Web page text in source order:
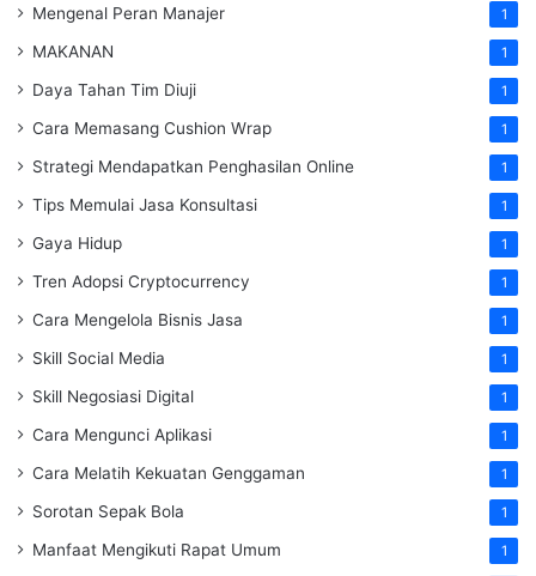
Mengenal Peran Manajer 1
MAKANAN 1
Daya Tahan Tim Diuji 1
Cara Memasang Cushion Wrap 1
Strategi Mendapatkan Penghasilan Online 1
Tips Memulai Jasa Konsultasi 1
Gaya Hidup 1
Tren Adopsi Cryptocurrency 1
Cara Mengelola Bisnis Jasa 1
Skill Social Media 1
Skill Negosiasi Digital 1
Cara Mengunci Aplikasi 1
Cara Melatih Kekuatan Genggaman 1
Sorotan Sepak Bola 1
Manfaat Mengikuti Rapat Umum 1